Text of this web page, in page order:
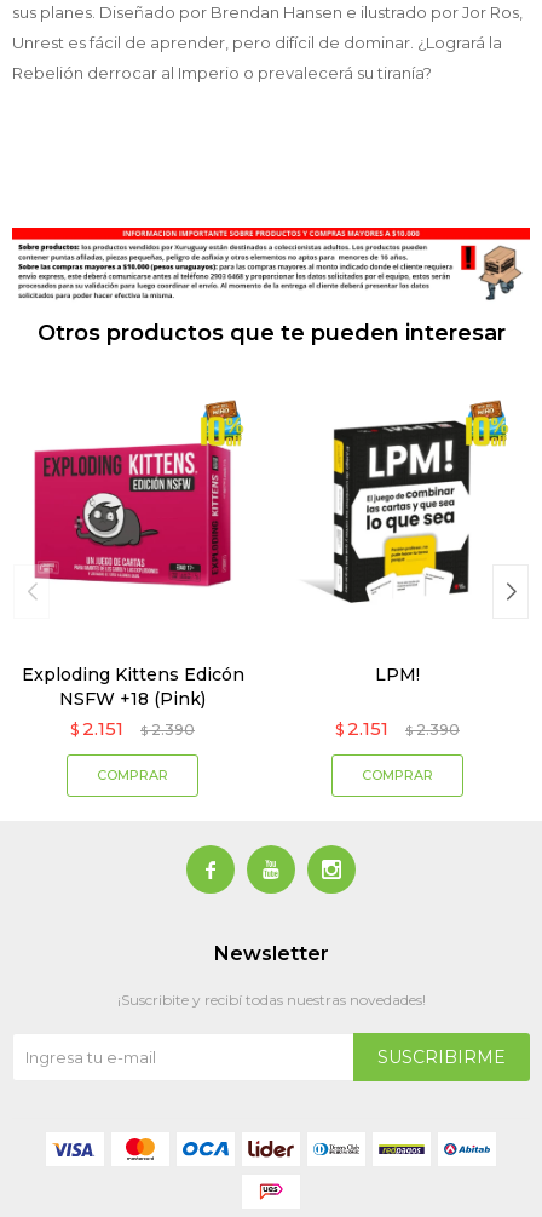
sus planes. Diseñado por Brendan Hansen e ilustrado por Jor Ros,
Unrest es fácil de aprender, pero difícil de dominar. ¿Logrará la
Rebelión derrocar al Imperio o prevalecerá su tiranía?
Otros productos que te pueden interesar
Exploding Kittens Edicón
NSFW +18 (Pink)
$ 2.151 $ 2.390
LPM!
$ 2.151 $ 2.390
  
Newsletter
¡Suscribite y recibí todas nuestras novedades!
SUSCRIBIRME